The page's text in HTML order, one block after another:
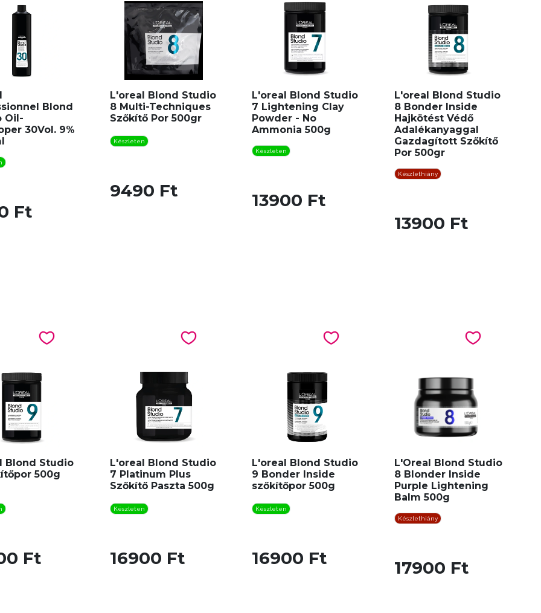
Blond
Oil-
30Vol. 9%
Ft
L'oreal Blond Studio
8 Multi-Techniques
Szőkítő Por 500gr
Készleten
9490 Ft
L'oreal Blond Studio
7 Lightening Clay
Powder - No
Ammonia 500g
Készleten
13900 Ft
L'oreal Blond Studio
8 Bonder Inside
Hajkötést Védő
Adalékanyaggal
Gazdagított Szőkítő
Por 500gr
Készlethiány
13900 Ft
Blond Studio
500g
Ft
L'oreal Blond Studio
7 Platinum Plus
Szőkítő Paszta 500g
Készleten
16900 Ft
L'oreal Blond Studio
9 Bonder Inside
szőkítőpor 500g
Készleten
16900 Ft
L'Oreal Blond Studio
8 Blonder Inside
Purple Lightening
Balm 500g
Készlethiány
17900 Ft